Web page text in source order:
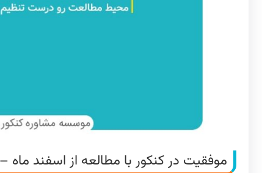
موفقیت در کنکور با مطالعه از اسفند ماه – برنامه ریزی